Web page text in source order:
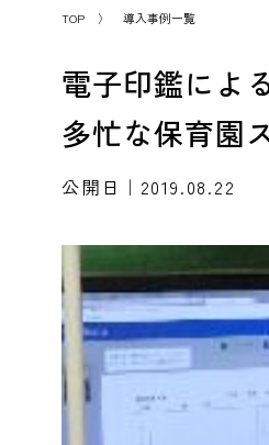
TOP 〉 導入事例一覧
電子印鑑に
多忙な保育
公開日｜2019.08.22